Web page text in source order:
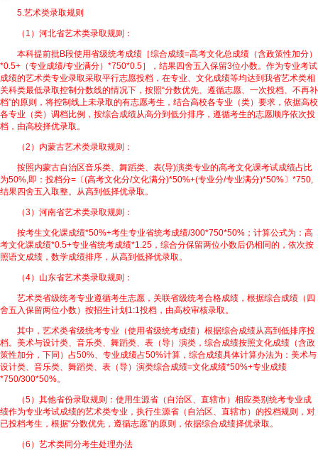
5.艺术类录取规则
（1）河北省艺术类录取规则：
本科提前批B段使用省级统考成绩［综合成绩=高考文化总成绩（含政策性加分）
*0.5+（专业成绩/专业满分）*750*0.5］，结果四舍五入保留3位小数。作为专业考试
成绩的艺术类专业录取采取平行志愿投档，在专业、文化成绩等均达到我省艺术类相
关科类最低录取控制分数线的情况下，按照“分数优先、遵循志愿、一次投档、不再补
档”的原则，将控制线上未录取的有志愿考生，结合高校各专业（类）要求，依据高校
各专业（类）调档比例，按综合成绩从高分到低分排序，遵循考生的志愿顺序依次投
档，由高校择优录取。
（2）内蒙古艺术类录取规则：
按照内蒙古自治区音乐类、舞蹈类、表(导)演类专业的高考文化课考试成绩占比
为50%,即：投档分=〔(高考文化分/文化满分)*50%+(专业分/专业满分)*50%〕*750,
结果四舍五入取整。从高到低择优录取。
（3）河南省艺术类录取规则：
按考生文化课成绩*50%+考生专业省统考成绩/300*750*50%；计算公式为：高
考文化课成绩*0.5+专业省统考成绩*1.25，综合分保留两位小数后仍相同的，依次按
照语文成绩，数学成绩排序，从高到低择优录取。
（4）山东省艺术类录取规则：
艺术类省级统考专业遵循考生志愿，关联省级统考合格成绩，根据综合成绩（四
舍五入保留两位小数）按招生计划1:1投档，由高校审核录取。
其中，艺术类省级统考专业（使用省级统考成绩）根据综合成绩从高到低排序投
档。美术与设计类、音乐类、舞蹈类、表（导）演类，综合成绩按照文化成绩（含政
策性加分，下同）占50%、专业成绩占50%计算，综合成绩具体计算办法为：美术与
设计类、音乐类、舞蹈类、表（导）演类综合成绩=文化成绩*50%+专业成绩
*750/300*50%。
（5）其他省份录取规则：使用生源省（自治区、直辖市）相应类别统考专业成
绩作为专业考试成绩的艺术类专业，执行生源省（自治区、直辖市）的投档规则，对
已投档考生，根据“分数优先，遵循志愿”的原则，依据综合成绩择优录取。
（6）艺术类同分考生处理办法